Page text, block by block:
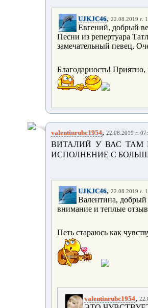
UJKJC46, 22.08.2019 г.
Евгений, добрый
Песни из репертуара
замечательный певец,
Благодарность!
valentinrubc1954, 22.08.2019 г.
ВИТАЛИЙ У ВАС ТАМ
ИСПОЛНЕНИЕ С
UJKJC46, 22.08.2019 г.
Валентина, добрый
внимание и теплые
Петь стараюсь как
valentinrubc1954,